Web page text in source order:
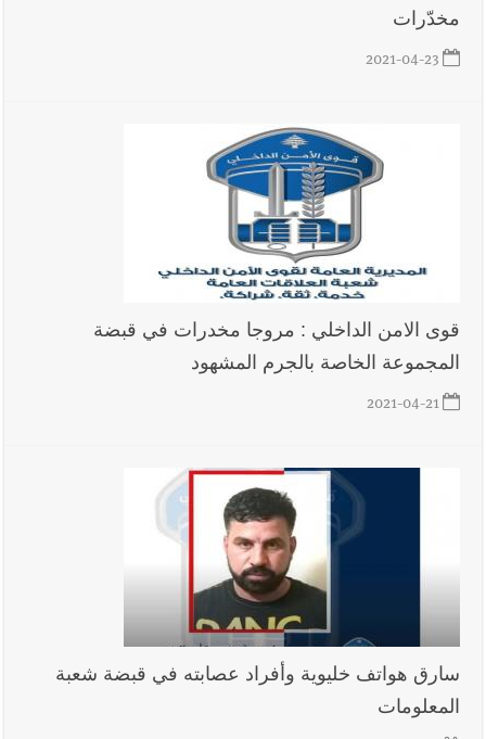
7-8-2026
مقدمات نشرات الأخبار المسائية في لبنان ليوم
الخميس 6-8-2026
المعاناة التي تمزق القلوب والضمائر؟
بلدية صيدا تهنئ نادي الأهلي صيدا بإحرازه بطولة لبنان
بكرة الطاولة للرجال للعام الرابع على التوالي
مخدّرات ‏
2021-04-23
قوى الامن الداخلي : مروجا مخدرات في قبضة
المجموعة الخاصة بالجرم المشهود
2021-04-21
سارق هواتف خليوية وأفراد عصابته في قبضة شعبة
المعلومات